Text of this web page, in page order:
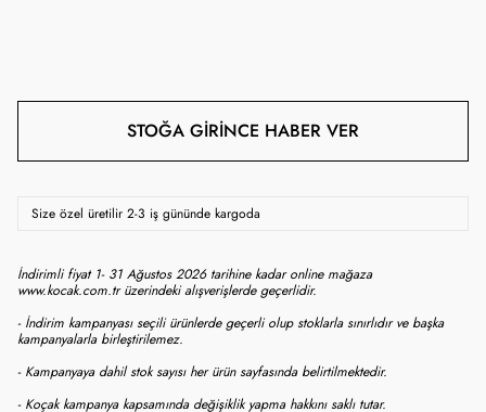
STOĞA GIRINCE HABER VER
Size özel üretilir 2-3 iş gününde kargoda
İndirimli fiyat 1- 31 Ağustos 2026 tarihine kadar online mağaza
www.kocak.com.tr üzerindeki alışverişlerde geçerlidir.
- İndirim kampanyası seçili ürünlerde geçerli olup stoklarla sınırlıdır ve başka
kampanyalarla birleştirilemez.
- Kampanyaya dahil stok sayısı her ürün sayfasında belirtilmektedir.
- Koçak kampanya kapsamında değişiklik yapma hakkını saklı tutar.